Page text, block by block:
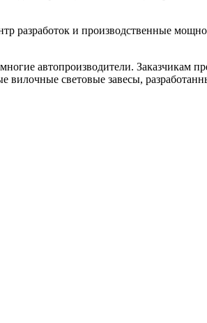
разработок и производственные
автопроизводители. Заказчикам
световые завесы,